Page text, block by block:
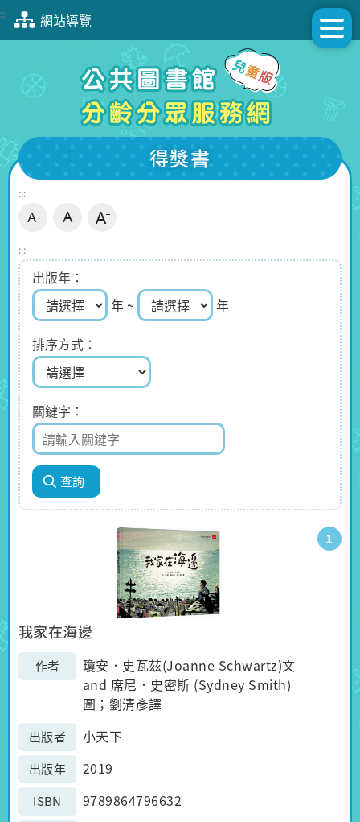
跳
塊
::: 網站導覽
得獎書
:::
:::
出版年
年 ~
年
排序方式
關鍵字
1
我家在海邊
作者
瓊安．史瓦茲(Joanne Schwartz)文
and 席尼．史密斯 (Sydney Smith)
圖；劉清彥譯
出版者 小天下
出版年 2019
ISBN 9789864796632